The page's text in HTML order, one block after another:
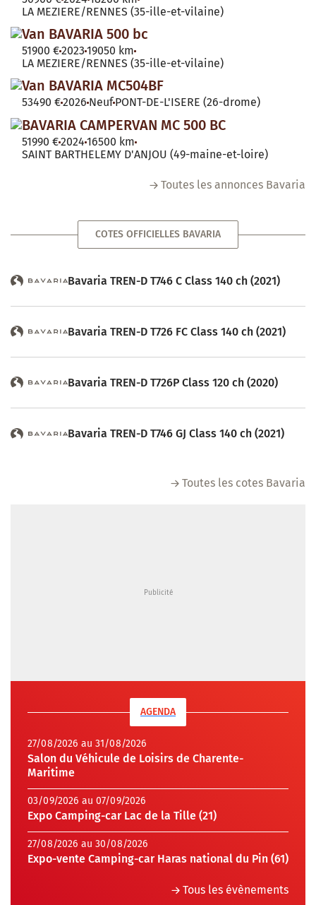
LA MEZIERE/RENNES (35-ille-et-vilaine)
Van BAVARIA 500 bc
51900 €2023 19050 km
LA MEZIERE/RENNES (35-ille-et-vilaine)
Van BAVARIA MC504BF
53490 €2026 Neuf PONT-DE-L'ISERE (26-drome)
BAVARIA CAMPERVAN MC 500 BC
51990 €2024 16500 km
SAINT BARTHELEMY D'ANJOU (49-maine-et-loire)
Toutes les annonces Bavaria
COTES OFFICIELLES BAVARIA
Bavaria TREN-D T746 C Class 140 ch (2021)
Bavaria TREN-D T726 FC Class 140 ch (2021)
Bavaria TREN-D T726P Class 120 ch (2020)
Bavaria TREN-D T746 GJ Class 140 ch (2021)
Toutes les cotes Bavaria
AGENDA
27/08/2026 au 31/08/2026
Salon du Véhicule de Loisirs de Charente-
Maritime
03/09/2026 au 07/09/2026
Expo Camping-car Lac de la Tille (21)
27/08/2026 au 30/08/2026
Expo-vente Camping-car Haras national du Pin (61)
Tous les évènements